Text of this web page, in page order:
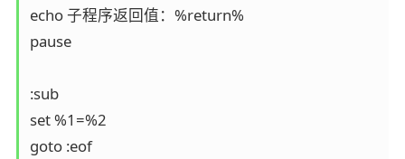
echo 子程序返回值：%return%
pause
:sub
set %1=%2
goto :eof